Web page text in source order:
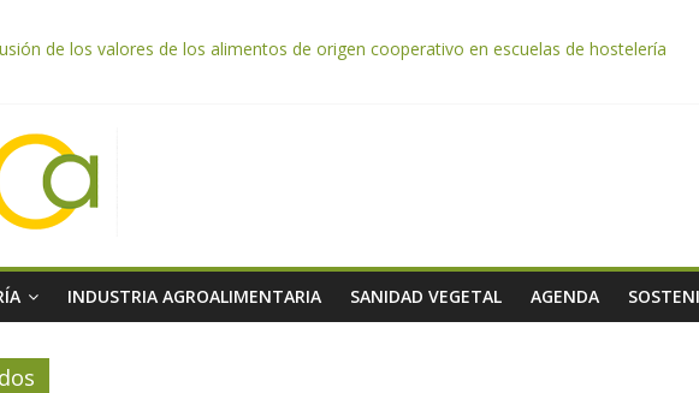
de los valores de los alimentos de origen cooperativo en escuelas de hostelería
Pesca y Alimentación impulsa un nuevo protocolo de certificación del ibérico para
recolecciones de almendra confirman una cosecha desigual marcada por las
Pesca y Alimentación autoriza el pago de 85 millones adicionales de ayudas de la
INDUSTRIA AGROALIMENTARIA SANIDAD VEGETAL AGENDA